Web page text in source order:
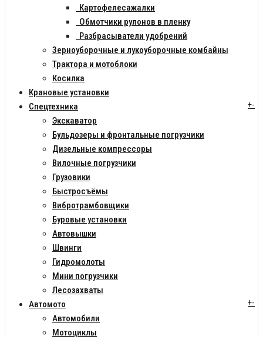
Картофелесажалки
Обмотчики рулонов в пленку
Разбрасыватели удобрений
Зерноуборочные и лукоуборочные комбайны
Трактора и мотоблоки
Косилка
Крановые установки
Спецтехника
+-
Экскаватор
Бульдозеры и фронтальные погрузчики
Дизельные компрессоры
Вилочные погрузчики
Грузовики
Быстросъёмы
Вибротрамбовщики
Буровые установки
Автовышки
Швинги
Гидромолоты
Мини погрузчики
Лесозахваты
Автомото
+-
Автомобили
Мотоциклы